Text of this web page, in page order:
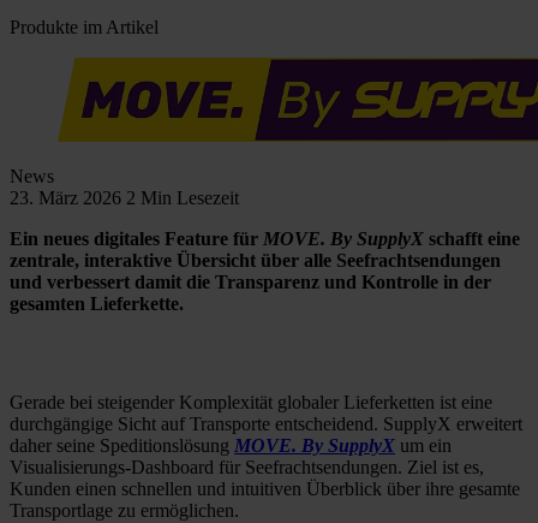
Produkte im Artikel
News
23. März 2026 2 Min Lesezeit
Ein neues digitales Feature für MOVE. By SupplyX schafft eine
zentrale, interaktive Übersicht über alle Seefrachtsendungen
und verbessert damit die Transparenz und Kontrolle in der
gesamten Lieferkette.
Gerade bei steigender Komplexität globaler Lieferketten ist eine
durchgängige Sicht auf Transporte entscheidend. SupplyX erweitert
daher seine Speditionslösung MOVE. By SupplyX um ein
Visualisierungs-Dashboard für Seefrachtsendungen. Ziel ist es,
Kunden einen schnellen und intuitiven Überblick über ihre gesamte
Transportlage zu ermöglichen.